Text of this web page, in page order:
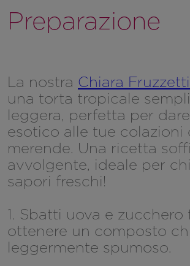
Preparazione
La nostra Chiara Fruzzetti
una torta tropicale
leggera, perfetta per
esotico alle tue colazioni
merende. Una ricetta
avvolgente, ideale per
sapori freschi!
1. Sbatti uova e zucchero
ottenere un composto
leggermente spumoso.